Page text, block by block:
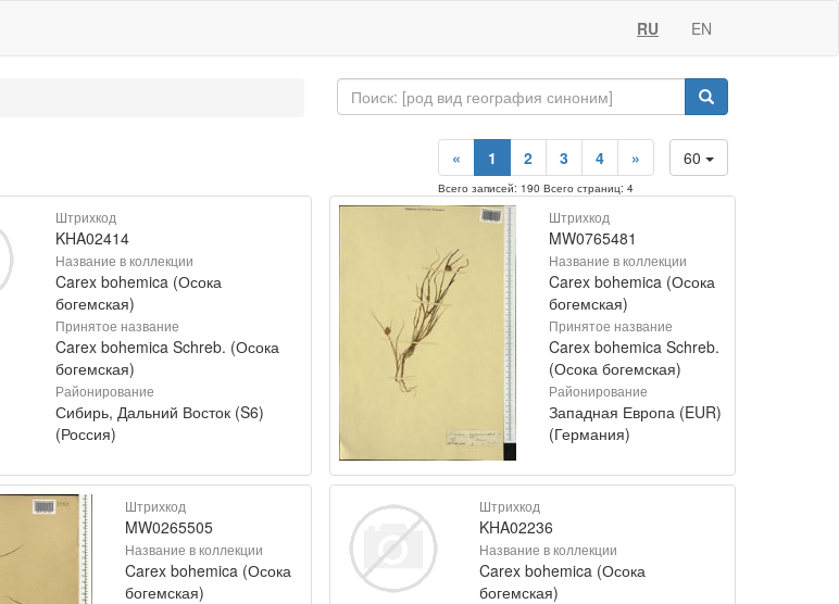
RU EN
60
« 1 2 3 4 »
Всего записей: 190 Всего страниц: 4
Штрихкод
KHA02414
Название в коллекции
Carex bohemica (Осока
богемская)
Принятое название
Carex bohemica Schreb. (Осока
богемская)
Районирование
Сибирь, Дальний Восток (S6)
(Россия)
Штрихкод
MW0765481
Название в коллекции
Carex bohemica (Осока
богемская)
Принятое название
Carex bohemica Schreb.
(Осока богемская)
Районирование
Западная Европа (EUR)
(Германия)
Штрихкод
MW0265505
Название в коллекции
Carex bohemica (Осока
богемская)
Штрихкод
KHA02236
Название в коллекции
Carex bohemica (Осока
богемская)